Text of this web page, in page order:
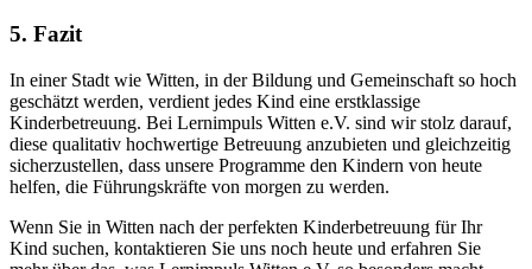
5. Fazit
In einer Stadt wie Witten, in der Bildung und Gemeinschaft so hoch
geschätzt werden, verdient jedes Kind eine erstklassige
Kinderbetreuung. Bei Lernimpuls Witten e.V. sind wir stolz darauf,
diese qualitativ hochwertige Betreuung anzubieten und gleichzeitig
sicherzustellen, dass unsere Programme den Kindern von heute
helfen, die Führungskräfte von morgen zu werden.
Wenn Sie in Witten nach der perfekten Kinderbetreuung für Ihr
Kind suchen, kontaktieren Sie uns noch heute und erfahren Sie